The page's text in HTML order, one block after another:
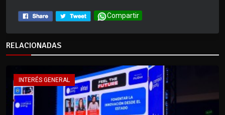
Compartir
RELACIONADAS
INTERÉS GENERAL